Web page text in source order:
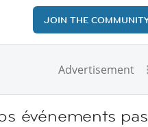
JOIN THE
Advertisement
événements